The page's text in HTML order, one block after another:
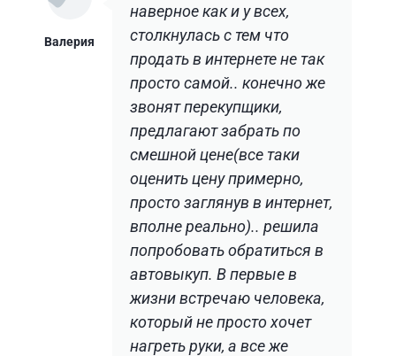
наверное как и у всех,
столкнулась с тем что
продать в интернете не так
просто самой.. конечно же
звонят перекупщики,
предлагают забрать по
смешной цене(все таки
оценить цену примерно,
просто заглянув в интернет,
вполне реально).. решила
попробовать обратиться в
автовыкуп. В первые в
жизни встречаю человека,
который не просто хочет
нагреть руки, а все же
Валерия